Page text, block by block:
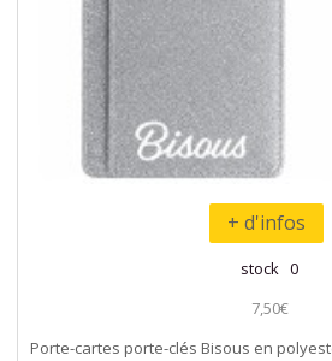
+ d'infos
stock 0
7,50€
Porte-cartes porte-clés Bisous en